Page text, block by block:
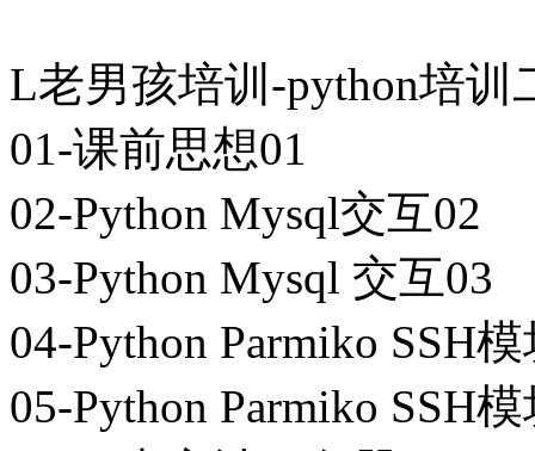
L老男孩培训-python培训
01-课前思想01
02-Python Mysql交互02
03-Python Mysql 交互03
04-Python Parmiko SSH
05-Python Parmiko SSH